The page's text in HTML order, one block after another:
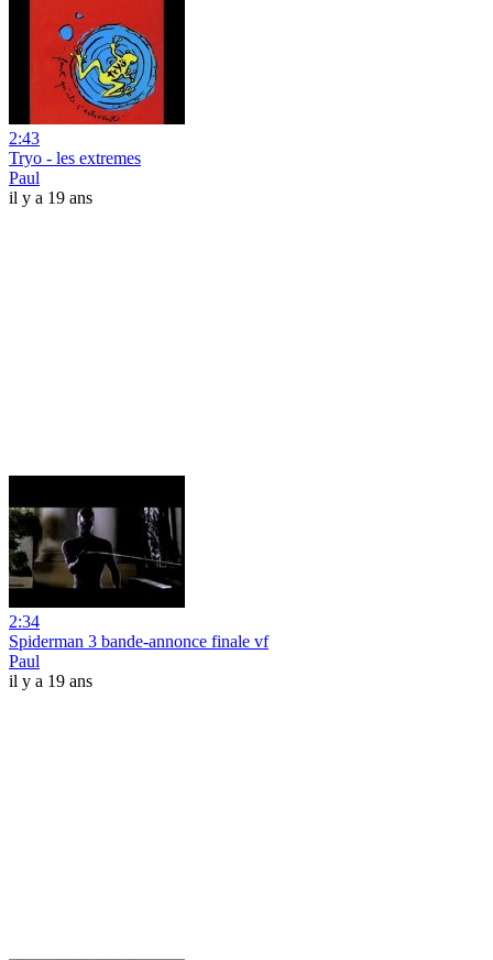
2:43
Tryo - les extremes
Paul
il y a 19 ans
2:34
Spiderman 3 bande-annonce finale vf
Paul
il y a 19 ans